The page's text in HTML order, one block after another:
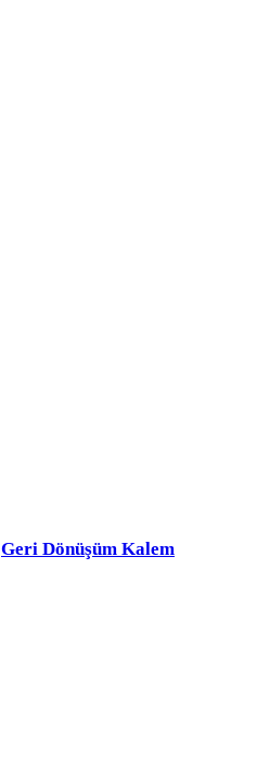
Geri Dönüşüm Kalem